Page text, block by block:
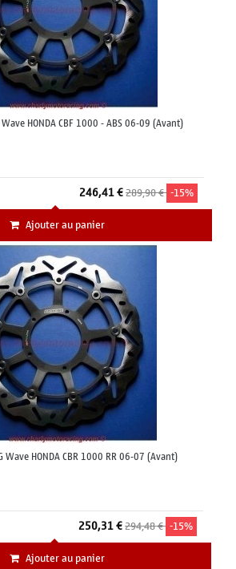
HONDA CBF 1000 - ABS 06-09 (Avant)
246,41 €289,90 € -15%
Ajouter au panier
Wave HONDA CBR 1000 RR 06-07 (Avant)
250,31 €294,48 € -15%
Ajouter au panier